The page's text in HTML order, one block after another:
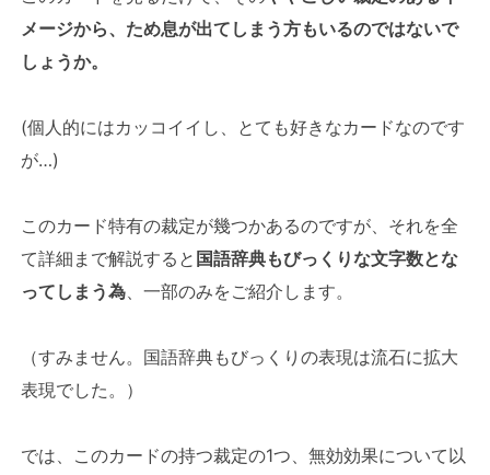
メージから、ため息が出てしまう方もいるのではないで
しょうか。
(個人的にはカッコイイし、とても好きなカードなのです
が…)
このカード特有の裁定が幾つかあるのですが、それを全
て詳細まで解説すると 国語辞典もびっくりな文字数とな
ってしまう為 、一部のみをご紹介します。
（すみません。国語辞典もびっくりの表現は流石に拡大
表現でした。）
では、このカードの持つ裁定の1つ、無効効果について以